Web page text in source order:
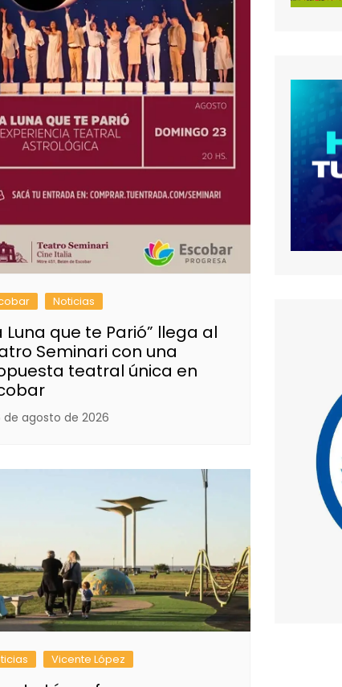
Noticias
Luna que te Parió” llega al
Seminari con una
teatral única en
de agosto de 2026
Vicente López